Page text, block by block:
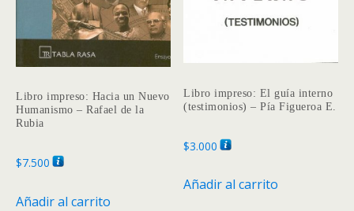
Libro impreso: Hacia un Nuevo
Humanismo – Rafael de la
Rubia
$7.500
Añadir al carrito
Libro impreso: El guía interno
(testimonios) – Pía Figueroa E.
$3.000
Añadir al carrito